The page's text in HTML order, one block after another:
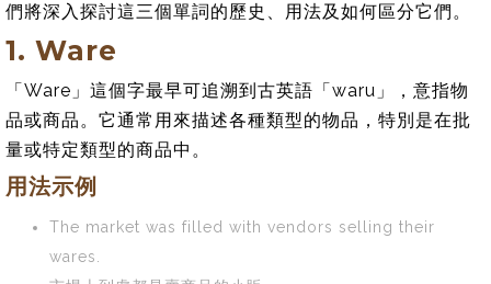
們將深入探討這三個單詞的歷史、用法及如何區分它們。
1. Ware
「Ware」這個字最早可追溯到古英語「waru」，意指物
品或商品。它通常用來描述各種類型的物品，特別是在批
量或特定類型的商品中。
用法示例
The market was filled with vendors selling their
wares.